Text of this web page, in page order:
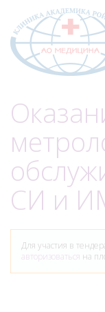
СИ и
Для участия в
авторизоваться на